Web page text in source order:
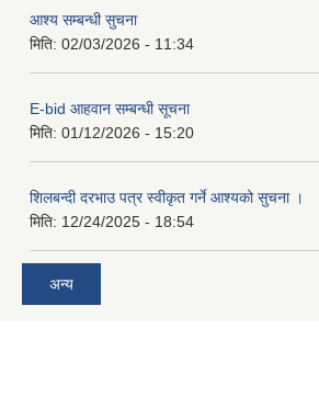
आश्य सम्बन्धी सुचना
मिति: 02/03/2026 - 11:34
E-bid आहवान सम्बन्धी सूचना
मिति: 01/12/2026 - 15:20
शिलबन्दी दरभाउ पत्र स्वीकृत गर्ने आश्यको सुचना ।
मिति: 12/24/2025 - 18:54
अन्य